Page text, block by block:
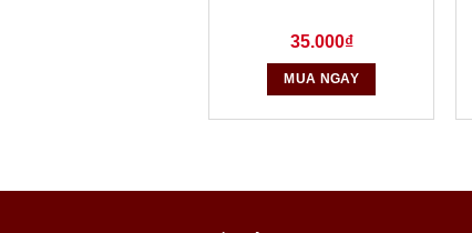
35.000₫
MUA NGAY